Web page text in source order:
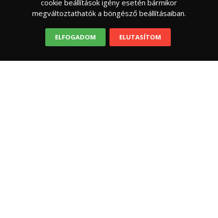
cookie beállítások igény esetén bármikor
megváltoztathatók a böngésző beállításaiban.
ELFOGADOM ELUTASÍTOM